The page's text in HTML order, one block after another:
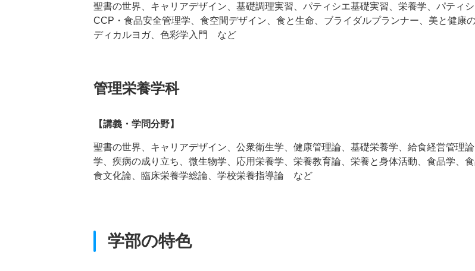
聖書の世界、キャリアデザイン、基礎調理実習、パティシエ基礎実習、栄養学、パティ
CCP・食品安全管理学、食空間デザイン、食と生命、ブライダルプランナー、美と健康
ディカルヨガ、色彩学入門 など
管理栄養学科
【講義・学問分野】
聖書の世界、キャリアデザイン、公衆衛生学、健康管理論、基礎栄養学、給食経営管理
学、疾病の成り立ち、微生物学、応用栄養学、栄養教育論、栄養と身体活動、食品学、食
食文化論、臨床栄養学総論、学校栄養指導論 など
学部の特色